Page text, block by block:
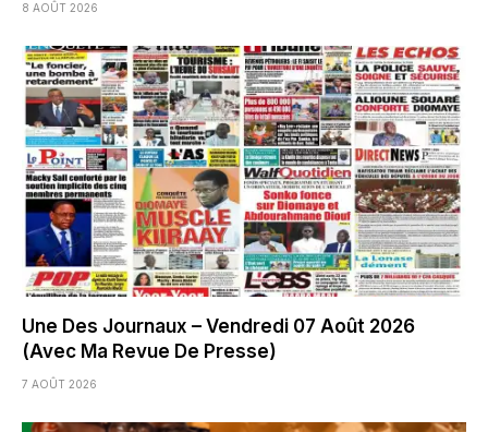
8 AOÛT 2026
Une Des Journaux – Vendredi 07 Août 2026
(Avec Ma Revue De Presse)
7 AOÛT 2026